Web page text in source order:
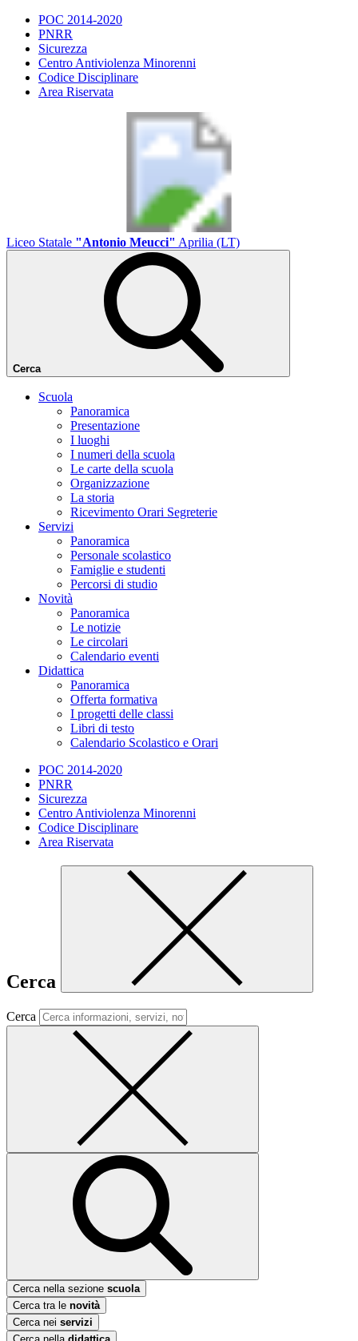
POC 2014-2020
PNRR
Sicurezza
Centro Antiviolenza Minorenni
Codice Disciplinare
Area Riservata
Liceo Statale "Antonio Meucci" Aprilia (LT)
Cerca
Scuola
Panoramica
Presentazione
I luoghi
I numeri della scuola
Le carte della scuola
Organizzazione
La storia
Ricevimento Orari Segreterie
Servizi
Panoramica
Personale scolastico
Famiglie e studenti
Percorsi di studio
Novità
Panoramica
Le notizie
Le circolari
Calendario eventi
Didattica
Panoramica
Offerta formativa
I progetti delle classi
Libri di testo
Calendario Scolastico e Orari
POC 2014-2020
PNRR
Sicurezza
Centro Antiviolenza Minorenni
Codice Disciplinare
Area Riservata
Cerca
Cerca
Cerca nella sezione scuola
Cerca tra le novità
Cerca nei servizi